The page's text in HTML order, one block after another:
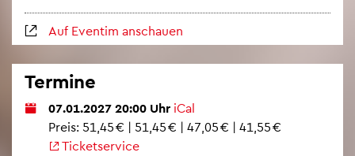
Auf Even­tim an­schau­en
Ter­mi­ne
07.01.2027 20:00 Uhr iCal
Preis: 51,45 € | 51,45 € | 47,05 € | 41,55 €
Ti­cket­ser­vice